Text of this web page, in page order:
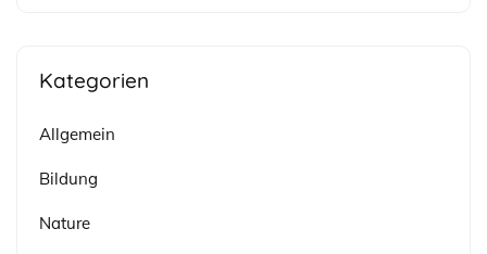
Kategorien
Allgemein
Bildung
Nature